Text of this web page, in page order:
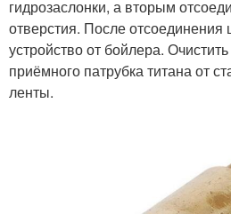
гидрозаслонки, а вторым
отверстия. После отсоединения
устройство от бойлера.
приёмного патрубка титана от
ленты.